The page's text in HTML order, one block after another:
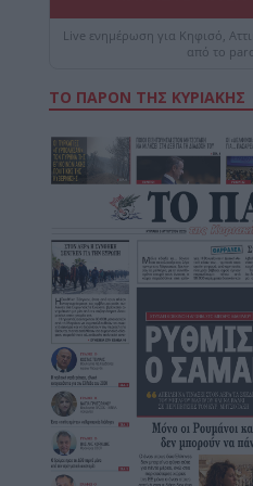
Live ενημέρωση για Κηφισό,
από το
ΤΟ ΠΑΡΟΝ ΤΗΣ ΚΥΡΙΑΚΗΣ